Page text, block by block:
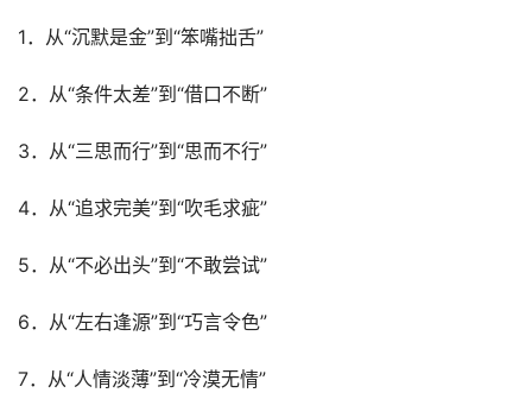
1．从“沉默是金”到“笨嘴拙舌”
2．从“条件太差”到“借口不断”
3．从“三思而行”到“思而不行”
4．从“追求完美”到“吹毛求疵”
5．从“不必出头”到“不敢尝试”
6．从“左右逢源”到“巧言令色”
7．从“人情淡薄”到“冷漠无情”